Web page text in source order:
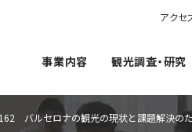
アクセ
事業内容 観光調査・研究
バルセロナの観光の現状と課題解決の